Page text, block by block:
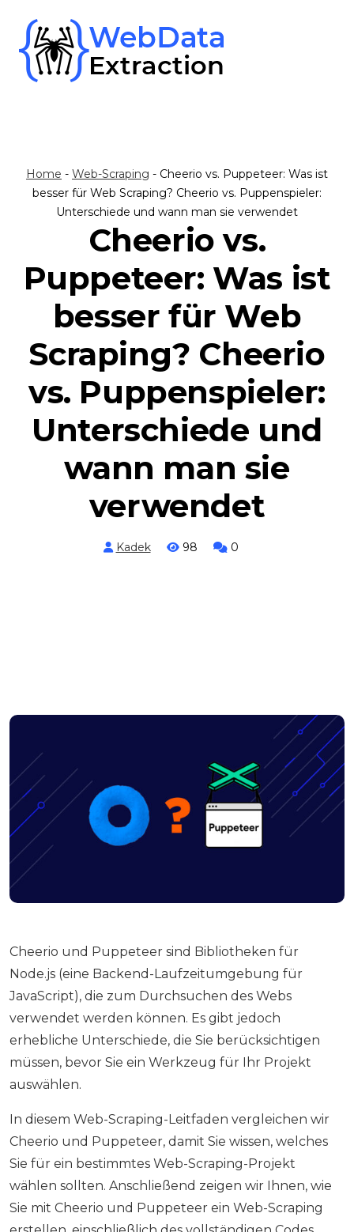
content
Home - Web-Scraping - Cheerio vs. Puppeteer: Was ist
besser für Web Scraping? Cheerio vs. Puppenspieler:
Unterschiede und wann man sie verwendet
Cheerio vs.
Puppeteer: Was ist
besser für Web
Scraping? Cheerio
vs. Puppenspieler:
Unterschiede und
wann man sie
verwendet
Kadek 98 0
Cheerio und Puppeteer sind Bibliotheken für
Node.js (eine Backend-Laufzeitumgebung für
JavaScript), die zum Durchsuchen des Webs
verwendet werden können. Es gibt jedoch
erhebliche Unterschiede, die Sie berücksichtigen
müssen, bevor Sie ein Werkzeug für Ihr Projekt
auswählen.
In diesem Web-Scraping-Leitfaden vergleichen wir
Cheerio und Puppeteer, damit Sie wissen, welches
Sie für ein bestimmtes Web-Scraping-Projekt
wählen sollten. Anschließend zeigen wir Ihnen, wie
Sie mit Cheerio und Puppeteer ein Web-Scraping